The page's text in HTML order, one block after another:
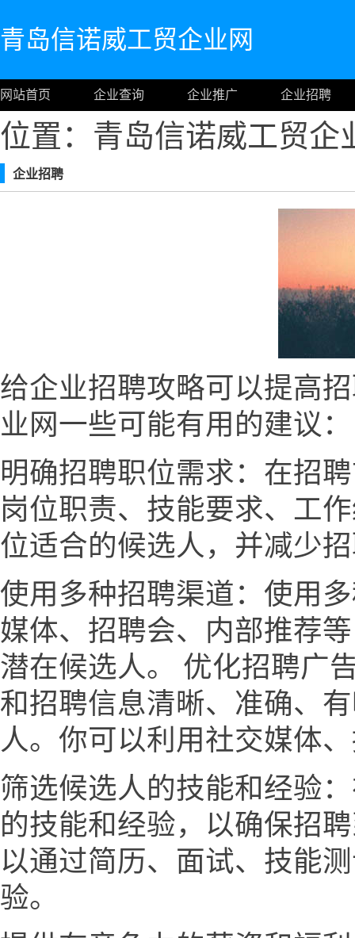
青岛信诺威工贸企业网
网站首页 企业查询 企业推广 企业招聘
位置：青岛信诺威工贸企
企业招聘
给企业招聘攻略可以提高
业网一些可能有用的建议：
明确招聘职位需求：在招
岗位职责、技能要求、工
位适合的候选人，并减少
使用多种招聘渠道：使用
媒体、招聘会、内部推荐
潜在候选人。 优化招聘广
和招聘信息清晰、准确、
人。你可以利用社交媒体
筛选候选人的技能和经验
的技能和经验，以确保招
以通过简历、面试、技能
验。